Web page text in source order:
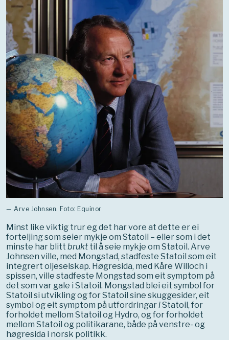
— Arve Johnsen. Foto: Equinor
Minst like viktig trur eg det har vore at dette er ei
forteljing som seier mykje om Statoil – eller som i det
minste har blitt brukttil å seie mykje om Statoil. Arve
Johnsen ville, med Mongstad, stadfeste Statoil som eit
integrert oljeselskap. Høgresida, med Kåre Willoch i
spissen, ville stadfeste Mongstad som eit symptom på
det som var gale i Statoil. Mongstad blei eit symbol for
Statoil si utvikling og for Statoil sine skuggesider, eit
symbol og eit symptom på utfordringariStatoil, for
forholdet mellom Statoil og Hydro, og for forholdet
mellom Statoil og politikarane, både på venstre- og
høgresida i norsk politikk.